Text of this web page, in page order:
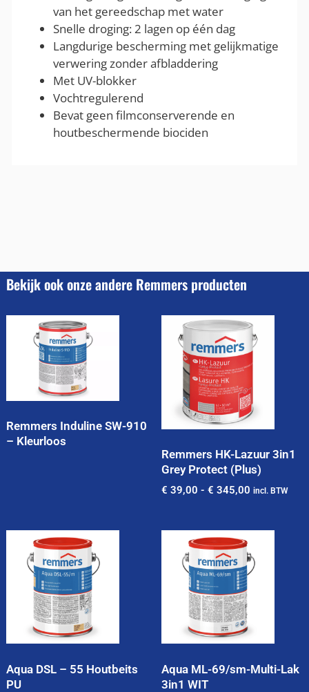
van het gereedschap met water
Snelle droging: 2 lagen op één dag
Langdurige bescherming met gelijkmatige
verwering zonder afbladdering
Met UV-blokker
Vochtregulerend
Bevat geen filmconserverende en
houtbeschermende biociden
Bekijk ook onze andere Remmers producten
Remmers Induline SW-910
– Kleurloos
Remmers HK-Lazuur 3in1
Grey Protect (Plus)
€ 39,00 - € 345,00 incl. BTW
Aqua DSL – 55 Houtbeits
PU
Aqua ML-69/sm-Multi-Lak
3in1 WIT